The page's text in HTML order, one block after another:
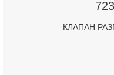
КЛАПАН